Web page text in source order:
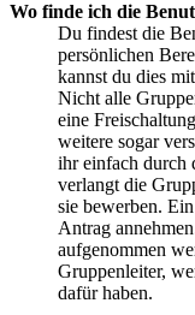
Wo finde ich die
Du findest die
persönlichen
kannst du dies
Nicht alle
eine
weitere sogar
ihr einfach durch
verlangt die
sie bewerben.
Antrag
aufgenommen
Gruppenleiter,
dafür haben.